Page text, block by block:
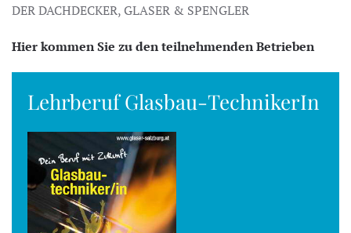
DER DACHDECKER, GLASER & SPENGLER
Hier kommen Sie zu den teilnehmenden Betrieben
Lehrberuf Glasbau-TechnikerIn